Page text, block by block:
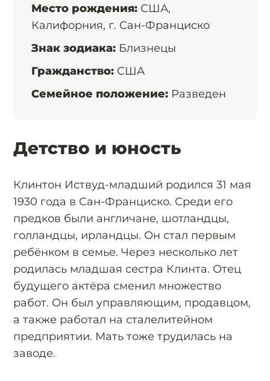
Место рождения: США,
Калифорния, г. Сан-Франциско
Знак зодиака: Близнецы
Гражданство: США
Семейное положение: Разведен
Детство и юность
Клинтон Иствуд-младший родился 31 мая
1930 года в Сан-Франциско. Среди его
предков были англичане, шотландцы,
голландцы, ирландцы. Он стал первым
ребёнком в семье. Через несколько лет
родилась младшая сестра Клинта. Отец
будущего актёра сменил множество
работ. Он был управляющим, продавцом,
а также работал на сталелитейном
предприятии. Мать тоже трудилась на
заводе.